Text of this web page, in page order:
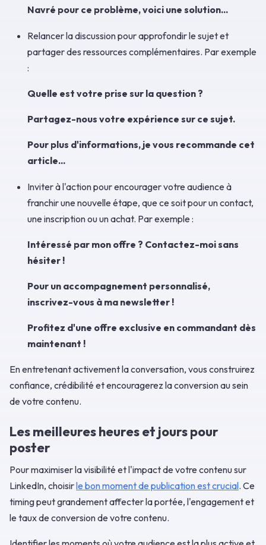
Navré pour ce problème, voici une solution...
Relancer la discussion pour approfondir le sujet et
partager des ressources complémentaires. Par exemple
:
Quelle est votre prise sur la question ?
Partagez-nous votre expérience sur ce sujet.
Pour plus d'informations, je vous recommande cet
article...
Inviter à l'action pour encourager votre audience à
franchir une nouvelle étape, que ce soit pour un contact,
une inscription ou un achat. Par exemple :
Intéressé par mon offre ? Contactez-moi sans
hésiter !
Pour un accompagnement personnalisé,
inscrivez-vous à ma newsletter !
Profitez d'une offre exclusive en commandant dès
maintenant !
En entretenant activement la conversation, vous construirez
confiance, crédibilité et encouragerez la conversion au sein
de votre contenu.
Les meilleures heures et jours pour
poster
Pour maximiser la visibilité et l'impact de votre contenu sur
LinkedIn, choisirle bon moment de publication est crucial. Ce
timing peut grandement affecter la portée, l'engagement et
le taux de conversion de votre contenu.